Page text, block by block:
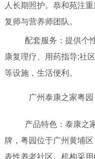
人长期照护。恭和苑注
复师与营养师团队。
配套服务：提供个性
康复理疗、用药指导;社
等设施，生活便利。
广州泰康之家粤园
产品特色：泰康之家
牌，粤园位于广州黄埔
表性养老社区。机构采